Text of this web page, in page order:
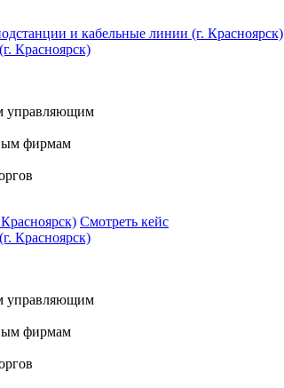
и кабельные линии (г. Красноярск)
управляющим
фирмам
Смотреть кейс
управляющим
фирмам